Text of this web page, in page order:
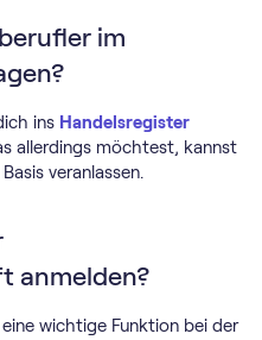
im
ins Handelsregister
allerdings möchtest, kannst
veranlassen.
anmelden?
wichtige Funktion bei der